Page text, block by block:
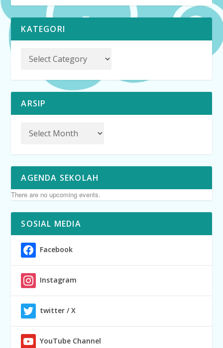
KATEGORI
ARSIP
AGENDA SEKOLAH
There are no upcoming events.
SOSIAL MEDIA
Facebook
Instagram
twitter / X
YouTube Channel